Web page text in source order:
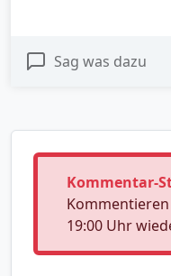
Sag was dazu
Kommentar-
Kommentieren
19:00 Uhr